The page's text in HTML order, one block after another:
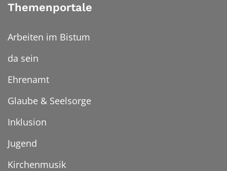
Themenportale
Arbeiten im Bistum
da sein
Ehrenamt
Glaube & Seelsorge
Inklusion
Jugend
Kirchenmusik